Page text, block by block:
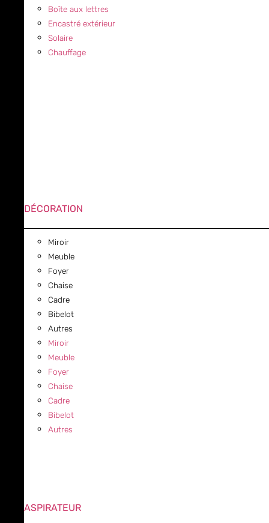
Boîte aux lettres
Encastré extérieur
Solaire
Chauffage
DÉCORATION
Miroir
Meuble
Foyer
Chaise
Cadre
Bibelot
Autres
Miroir
Meuble
Foyer
Chaise
Cadre
Bibelot
Autres
ASPIRATEUR